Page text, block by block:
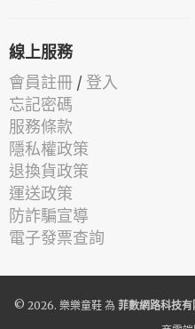
線上服務
會員註冊 / 登入
忘記密碼
服務條款
隱私權政策
退換貨政策
運送政策
防詐騙宣導
電子發票查詢
© 2026. 樂樂童鞋為 菲數網路科技